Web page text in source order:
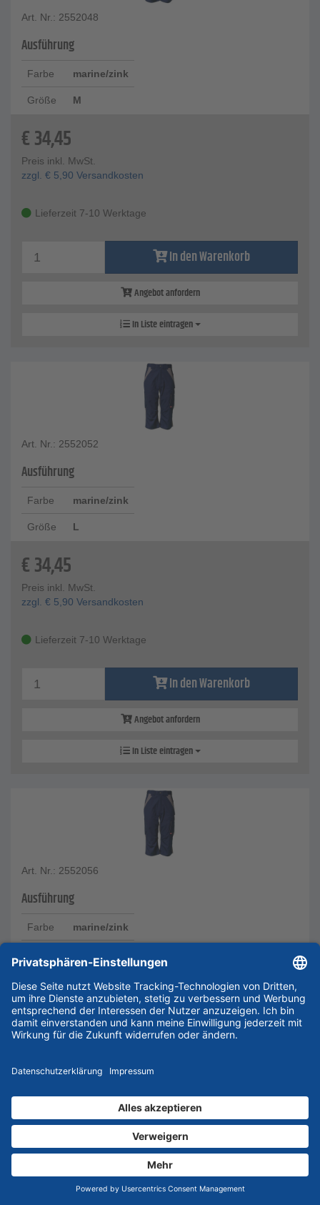
Art. Nr.: 2552048
Ausführung
Farbe marine/zink
Größe M
€34,45
Preis inkl. MwSt.
zzgl. € 5,90 Versandkosten
Lieferzeit 7-10 Werktage
In den Warenkorb
Angebot anfordern
In Liste eintragen
Art. Nr.: 2552052
Ausführung
Farbe marine/zink
Größe L
€34,45
Preis inkl. MwSt.
zzgl. € 5,90 Versandkosten
Lieferzeit 7-10 Werktage
In den Warenkorb
Angebot anfordern
In Liste eintragen
Art. Nr.: 2552056
Ausführung
Farbe marine/zink
€34,45
Preis inkl. MwSt.
zzgl.€ 5,90Versandkosten
Lieferzeit 7-10 Werktage
In den Warenkorb
Angebot anfordern
In Liste eintragen